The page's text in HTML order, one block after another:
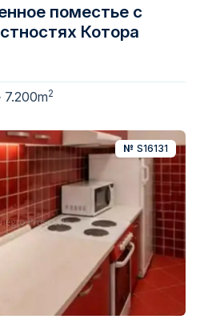
поместье с
Котора
7.200m2
№ S16131